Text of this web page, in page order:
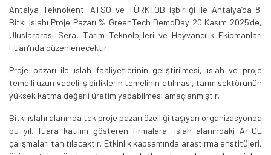
Antalya Teknokent, ATSO ve TÜRKTOB işbirliği ile Antalya’da 8.
Bitki Islahı Proje Pazarı % GreenTech DemoDay 20 Kasım 2025’de,
Uluslararası Sera, Tarım Teknolojileri ve Hayvancılık Ekipmanları
Fuarı’nda düzenlenecektir.
Proje pazarı ile ıslah faaliyetlerinin geliştirilmesi, ıslah ve proje
temelli uzun vadeli iş birliklerin temelinin atılması, tarım sektörünün
yüksek katma değerli üretim yapabilmesi amaçlanmıştır.
Bitki ıslahı alanında tek proje pazarı özelliği taşıyan organizasyonda
bu yıl, fuara katılım gösteren firmalara, ıslah alanındaki Ar-GE
çalışmaları tanıtılacaktır. Etkinlik kapsamında araştırma enstitüleri,